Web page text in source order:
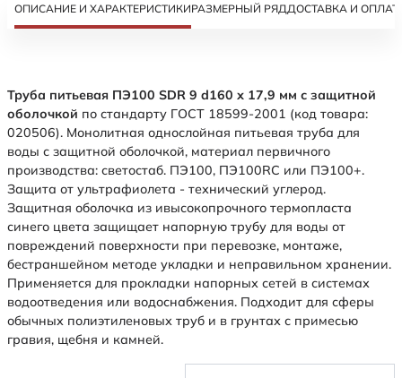
ОПИСАНИЕ И ХАРАКТЕРИСТИКИРАЗМЕРНЫЙ РЯДДОСТАВКА И
Труба питьевая ПЭ100 SDR 9 d160 х 17,9 мм с защитной
оболочкой по стандарту ГОСТ 18599-2001 (код товара:
020506). Монолитная однослойная питьевая труба для
воды с защитной оболочкой, материал первичного
производства: светостаб. ПЭ100, ПЭ100RC или ПЭ100+.
Защита от ультрафиолета - технический углерод.
Защитная оболочка из ивысокопрочного термопласта
синего цвета защищает напорную трубу для воды от
повреждений поверхности при перевозке, монтаже,
бестраншейном методе укладки и неправильном хранении.
Применяется для прокладки напорных сетей в системах
водоотведения или водоснабжения. Подходит для сферы
обычных полиэтиленовых труб и в грунтах с примесью
гравия, щебня и камней.